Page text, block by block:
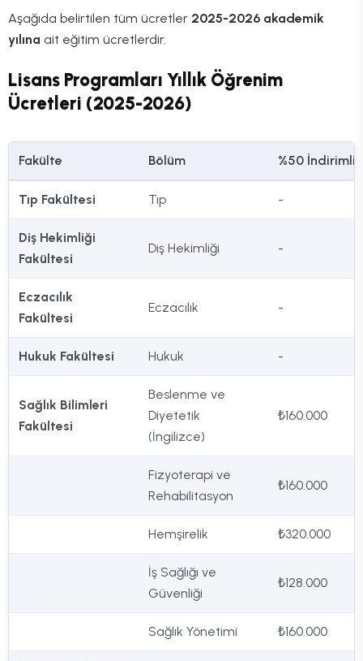
Aşağıda belirtilen tüm ücretler 2025-2026 akademik
yılına ait eğitim ücretlerdir.
Lisans Programları Yıllık Öğrenim
Ücretleri (2025-2026)
Fakülte Bölüm %50 İndirimli
Tıp Fakültesi Tıp -
Diş Hekimliği
Fakültesi
Diş Hekimliği -
Eczacılık
Fakültesi
Eczacılık -
Hukuk Fakültesi Hukuk -
Sağlık Bilimleri
Fakültesi
Beslenme ve
Diyetetik
(İngilizce)
₺160.000
Fizyoterapi ve
Rehabilitasyon
₺160.000
Hemşirelik ₺320.000
İş Sağlığı ve
Güvenliği
₺128.000
Sağlık Yönetimi ₺160.000